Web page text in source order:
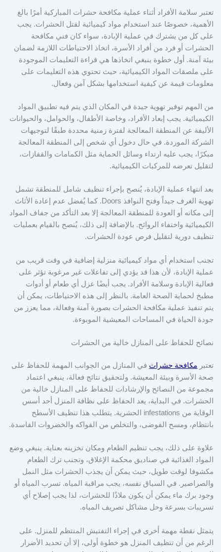
تعتبر سلامة الأفراد أثناء عملية مكافحة حشرات المباركية أمرًا بالغ
الأهمية، خصوصًا عند استخدام مواد كيميائية لقتل الحشرات. يجب
على كل من يشترك في عملية الإبادة، سواء كان فني مكافحة
الحشرات أو فرد من أفراد الأسرة، اتخاذ الاحتياطات اللازمة لضمان
بيئة آمنة. أول خطوة ينبغي اتخاذها هي قراءة التعليمات الموجودة
على ملصقات المواد الكيميائية، حيث تحتوي هذه التعليمات على
معلومات قيمة عن كيفية استخدامها بشكل آمن وفعال.
من المهم توفير تهوية جيدة في المكان الذي يتم فيه تطبيق المواد
الكيميائية. يجب إبعاد الأفراد، وخاصة الأطفال، والحوامل، والحيوانات
الأليفة عن المنطقة المعالجة لفترة زمنية محددة طبقًا لتوجيهات
الشركة الموردة. في حال دخول أي شخص إلى المنطقة المعالجة
مبكرًا، يجب عليه ارتداء وسائل الحماية مثل الكمامات والقفازات،
لتقليل تعرضه للمركبات الكيميائية.
بعد انتهاء عملية الإبادة، يُنصح بإجراء تنظيف شامل للمنطقة تشمل
تهوية الغرف جيداً وفتح النوافذ Doors. كما يُفضل عدم إعادة الأثاث
إلى مكانه أو العودة للمنطقة المعالجة إلا بعد التأكد من جفاف المواد
الكيميائية واختفاء الروائح. بالإضافة إلى ذلك، يُنصح بالقيام بعمليات
تنظيف دورية لتقليل فرص عودة الحشرات.
تجنب استخدام أي مواد كيميائية منزلية إضافية في وقت قريب من
عملية الإبادة، لأن هذا قد يؤدي إلى تفاعلات غير مرغوبة تؤثر على
فعالية الإبادة وسلامة الأفراد. يجب أيضًا عزل أي طعام أو أدوات
مطبخ لحماية الصحة العامة. بالنظر إلى هذه الاحتياطات، يمكن أن
يتم تنفيذ عملية مكافحة الحشرات بصورة آمنة وفعالة، مما يعزز من
جودة الحياة في المساحات المعيشية الموبوءة.
نصائح للحفاظ على المنازل خالية من الحشرات
تعتبر مكافحة حشرات في المنازل من الجوانب المهمة للحفاظ على
صحة الأسرة وبيئة المعيشة. ولتحقيق نتائج فعالة، ينبغي اعتماد
مجموعة من النصائح والإرشادات للحفاظ على المنازل خالية من
الحشرات. في البداية، يعد الحفاظ على نظافة المنزل أحد أسس
الوقاية من infestations الحشرية. يتطلب هذا تنظيف الأسطح
بانتظام، ومسح الفوضى، والتخلص من الفواكه والخضروات الفاسدة.
علاوة على ذلك، يجب تنظيم الطعام ومكان تخزينه بعناية. ينبغي وضع
المواد الغذائية في صناديق محكمة الإغلاق، وتجنب ترك الطعام
مكشوفا لوقت طويل، حيث يمكن أن يجذب الحشرات مثل النمل
والصراصير. في السياق نفسه، يجب مراقبة المياه. تسرب المياه أو
وجود برك ماء يمكن أن يكون ملاذًا للحشرات، لذا يجب إصلاح أي
تسريبات بسرعة وحل مشاكل تصريف المياه.
يتمثل نقطة مهمة أخرى في إجراء التفتيش المنتظم للمنزل. على
الرغم من أن تنظيف المنزل هو خطوة أولى، إلا أن تحديد الأضرار